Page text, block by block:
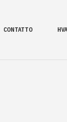
CONTATTO